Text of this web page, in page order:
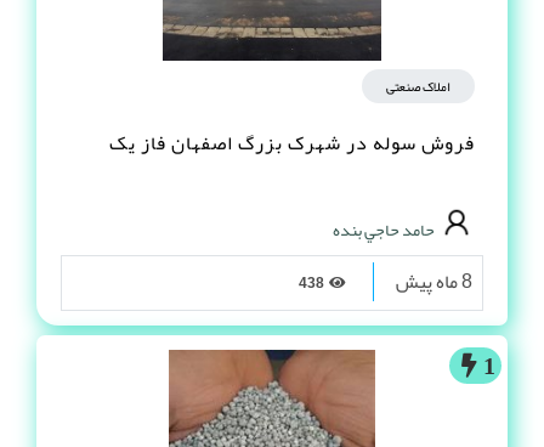
املاک صنعتی
فروش سوله در شهرک بزرگ اصفهان فاز یک
حامد حاجي بنده
8 ماه پیش
1